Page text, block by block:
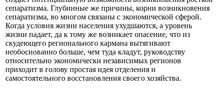
сепаратизма. Глубинные же причины, корни возникновения
сепаратизма, во многом связаны с экономической сферой.
Когда условия жизни населения ухудшаются, а уровень
жизни падает, да к тому же возникает опасение, что из
скудеющего регионального кармана вытягивают
необоснованно больше, чем туда кладут, руководству
относительно экономически независимых регионов
приходит в голову простая идея отделения и
самостоятельного восстановления своего хозяйства.